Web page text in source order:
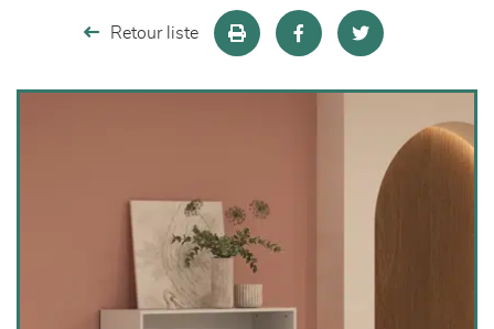
chambres et dressing
Retour liste